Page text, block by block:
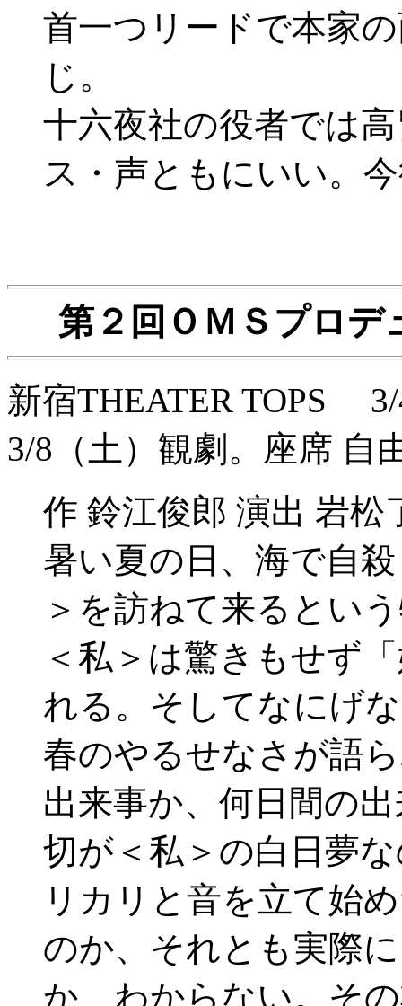
首一つリードで本家
じ。
十六夜社の役者では
ス・声ともにいい。
第２回ＯＭＳプロデ
新宿THEATER TOPS
3/8（土）観劇。座席 自
作 鈴江俊郎 演出 岩松
暑い夏の日、海で自
＞を訪ねて来るとい
＜私＞は驚きもせず
れる。そしてなにげ
春のやるせなさが語
出来事か、何日間の
切が＜私＞の白日夢
リカリと音を立て始
のか、それとも実際
か、わからない。そ